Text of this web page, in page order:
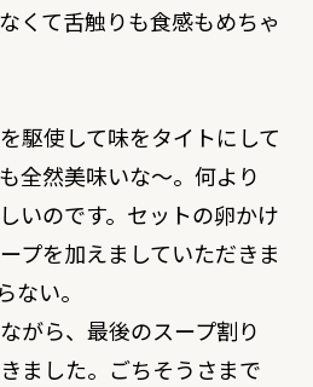
くて舌触りも食感もめちゃ
駆使して味をタイトにして
全然美味いな〜。何より
いのです。セットの卵かけ
プを加えましていただきま
ない。
がら、最後のスープ割り
ました。ごちそうさまで